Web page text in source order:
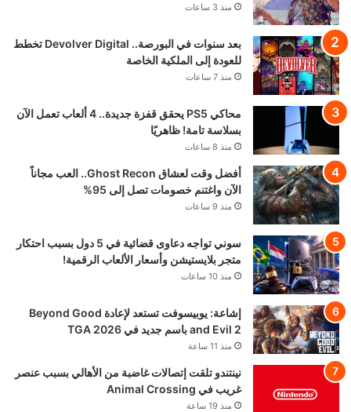
منذ 3 ساعات
بعد سنوات في البورصة.. Devolver Digital تخطط
للعودة إلى الملكية الخاصة
منذ 7 ساعات
محاكي PS5 يحقق قفزة جديدة.. 4 ألعاب تعمل الآن
بسلاسة تامة! ظاهريًا
منذ 8 ساعات
أفضل وقت لعشاق Ghost Recon.. العب مجاناً
الآن واغتنم خصومات تصل إلى 95%
منذ 9 ساعات
سوني تواجه دعاوى قضائية في 5 دول بسبب احتكار
متجر بلايستيشن وأسعار الألعاب الرقمية!
منذ 10 ساعات
إشاعة: يوبيسوفت تستعد لإعادة Beyond Good
and Evil 2 باسم جديد في TGA 2026
منذ 11 ساعة
نينتندو تلقت إتصالات غاضبة من الأهالي بسبب عنصر
غريب في Animal Crossing
منذ 19 ساعة